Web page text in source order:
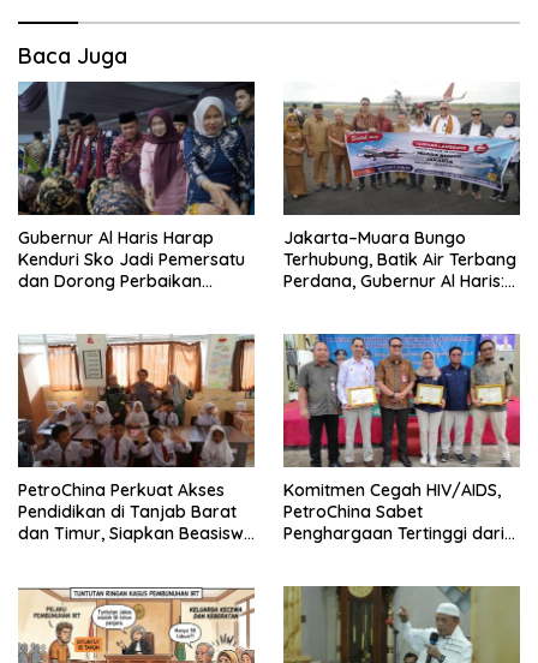
Baca Juga
Gubernur Al Haris Harap
Kenduri Sko Jadi Pemersatu
dan Dorong Perbaikan
Jakarta–Muara Bungo
Terhubung, Batik Air Terbang
Perdana, Gubernur Al Haris:
PetroChina Perkuat Akses
Pendidikan di Tanjab Barat
dan Timur, Siapkan Beasiswa
Komitmen Cegah HIV/AIDS,
PetroChina Sabet
Penghargaan Tertinggi dari